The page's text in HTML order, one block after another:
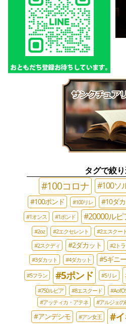
タグで絞
#100コロナ #100ソ
#100ポンド #100リレ #10ダ
#1オンス
#1ポンド #20000ルピ
#2oz #2エクセレント #2エスクー
#2スクディ #2ダカット #2トラ
#3ダカット #4ダカット #5ギニー
#5フラン #5ポンド #5リレ
#750ルピア
#8エスクード
#アッティカ・アテネ
#アルジェの
#アンデシモ #アン女王 #